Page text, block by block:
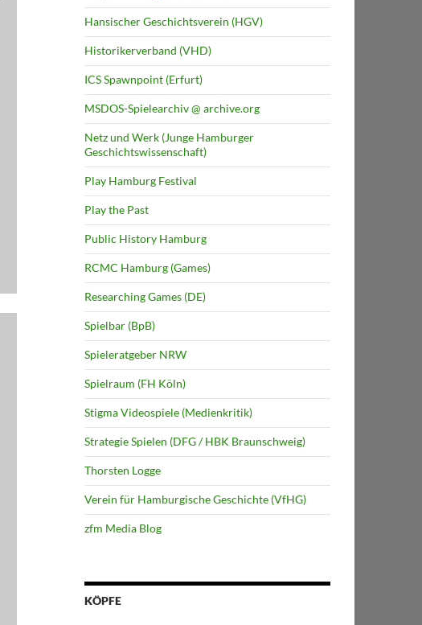
Hansischer Geschichtsverein (HGV)
Historikerverband (VHD)
ICS Spawnpoint (Erfurt)
MSDOS-Spielearchiv @ archive.org
Netz und Werk (Junge Hamburger
Geschichtswissenschaft)
Play Hamburg Festival
Play the Past
Public History Hamburg
RCMC Hamburg (Games)
Researching Games (DE)
Spielbar (BpB)
Spieleratgeber NRW
Spielraum (FH Köln)
Stigma Videospiele (Medienkritik)
Strategie Spielen (DFG / HBK Braunschweig)
Thorsten Logge
Verein für Hamburgische Geschichte (VfHG)
zfm Media Blog
KÖPFE